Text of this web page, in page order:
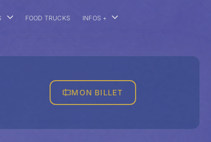
FOOD TRUCKS INFOS +
MON BILLET